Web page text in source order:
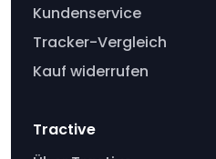
Kundenservice
Tracker-Vergleich
Kauf widerrufen
Tractive